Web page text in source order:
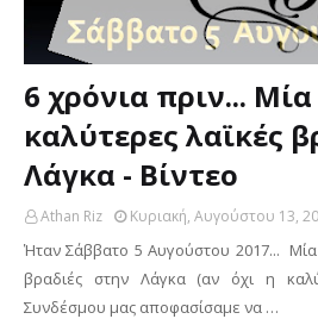
6 χρόνια πριν...
καλύτερες λαϊκές
Λάγκα - Βίντεο
Athan Riz Κυριακή, Αυγούστου 13,
Ήταν Σάββατο 5 Αυγούστου 2017... Μία
βραδιές στην Λάγκα (αν όχι η
Συνδέσμου μας αποφασίσαμε να …